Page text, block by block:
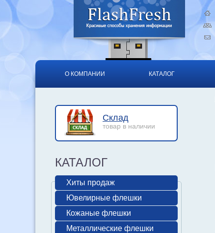
О КОМПАНИИ КАТАЛОГ
Склад
товар в наличии
КАТАЛОГ
Хиты продаж
Ювелирные флешки
Кожаные флешки
Металлические флешки